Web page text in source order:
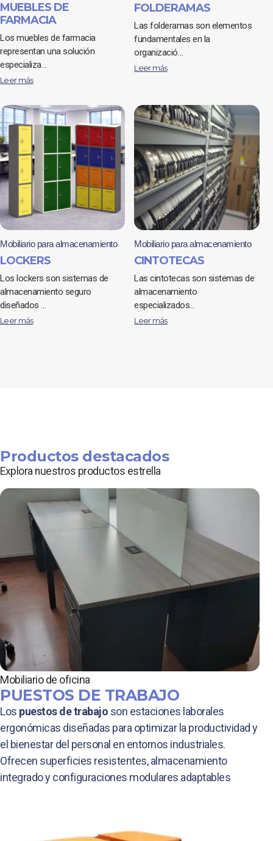
MUEBLES DE
FARMACIA
Los muebles de farmacia
representan una solución
especializa…
Leer más
FOLDERAMAS
Las folderamas son elementos
fundamentales en la
organizació…
Leer más
Mobiliario para almacenamiento
LOCKERS
Los lockers son sistemas de
almacenamiento seguro
diseñados …
Leer más
Mobiliario para almacenamiento
CINTOTECAS
Las cintotecas son sistemas de
almacenamiento
especializados…
Leer más
Productos destacados
Explora nuestros productos estrella
Mobiliario de oficina
PUESTOS DE TRABAJO
Los puestos de trabajo son estaciones laborales
ergonómicas diseñadas para optimizar la productividad y
el bienestar del personal en entornos industriales.
Ofrecen superficies resistentes, almacenamiento
integrado y configuraciones modulares adaptables